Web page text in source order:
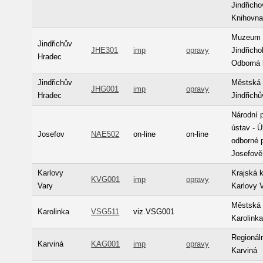
Knihovna
Jindřichův
Hradec
JHE301 imp opravy
Muzeum
Odborná
Jindřichův
Hradec
JHG001 imp opravy
Městská
Josefov NAE502 on-line on-line
Národní
ústav -
odborné
Karlovy
Vary
KVG001 imp opravy
Krajská
Karlovy
Karolinka VSG511 viz.VSG001
Městská
Karolinka
Karviná KAG001 imp opravy
Karviná